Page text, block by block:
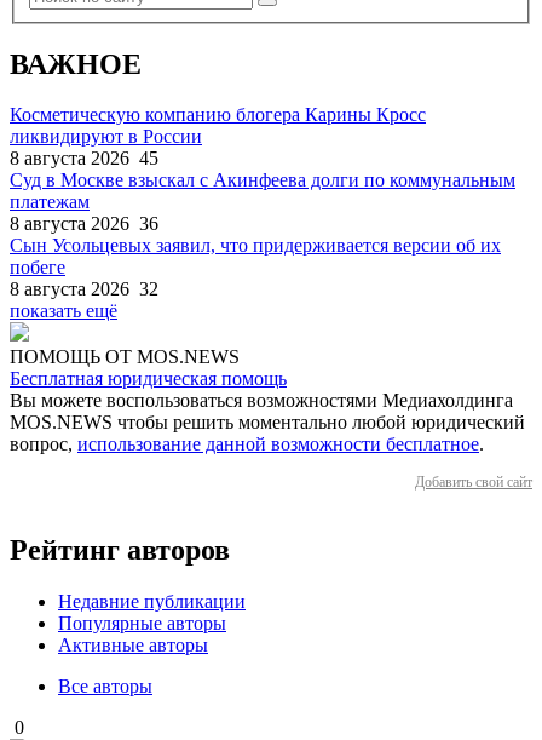
ВАЖНОЕ
Косметическую компанию блогера Карины Кросс
ликвидируют в России
8 августа 2026 45
Суд в Москве взыскал с Акинфеева долги по коммунальным
платежам
8 августа 2026 36
Сын Усольцевых заявил, что придерживается версии об их
побеге
8 августа 2026 32
показать ещё
ПОМОЩЬ ОТ MOS.NEWS
Бесплатная юридическая помощь
Вы можете воспользоваться возможностями Медиахолдинга
MOS.NEWS чтобы решить моментально любой юридический
вопрос, использование данной возможности бесплатное.
Добавить свой сайт
Рейтинг авторов
Недавние публикации
Популярные авторы
Активные авторы
Все авторы
0